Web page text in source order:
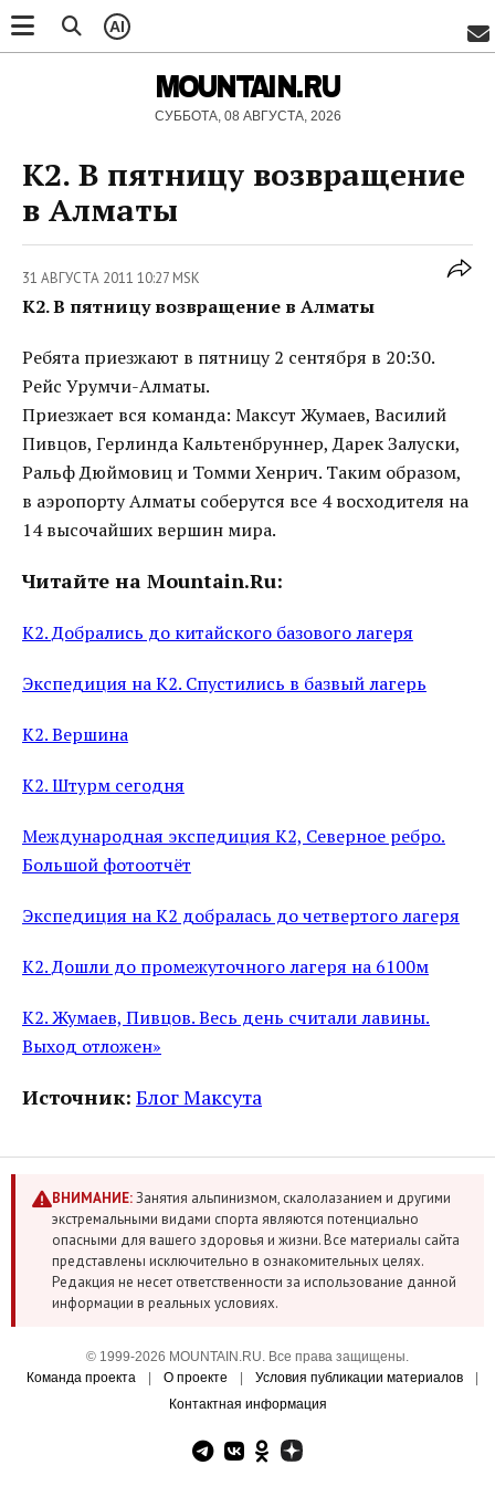
AI
MOUNTAIN.RU
СУББОТА, 08 АВГУСТА, 2026
К2. В пятницу возвращение
в Алматы
31 АВГУСТА 2011 10:27 MSK
К2. В пятницу возвращение в Алматы
Ребята приезжают в пятницу 2 сентября в 20:30.
Рейс Урумчи-Алматы.
Приезжает вся команда: Максут Жумаев, Василий
Пивцов, Герлинда Кальтенбруннер, Дарек Залуски,
Ральф Дюймовиц и Томми Хенрич. Таким образом,
в аэропорту Алматы соберутся все 4 восходителя на
14 высочайших вершин мира.
Читайте на Mountain.Ru:
К2. Добрались до китайского базового лагеря
Экспедиция на К2. Спустились в базвый лагерь
К2. Вершина
К2. Штурм сегодня
Международная экспедиция К2, Северное ребро.
Большой фотоотчёт
Экспедиция на К2 добралась до четвертого лагеря
К2. Дошли до промежуточного лагеря на 6100м
К2. Жумаев, Пивцов. Весь день считали лавины.
Выход отложен»
Источник: Блог Максута
ВНИМАНИЕ:Занятия альпинизмом, скалолазанием и другими
экстремальными видами спорта являются потенциально
опасными для вашего здоровья и жизни. Все материалы сайта
представлены исключительно в ознакомительных целях.
Редакция не несет ответственности за использование данной
информации в реальных условиях.
© 1999-2026 MOUNTAIN.RU. Все права защищены.
Команда проекта
О проекте Условия публикации материалов
Контактная информация